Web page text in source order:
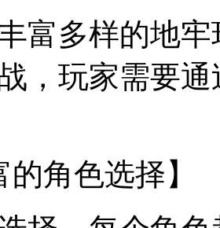
富多样的地
，玩家需要
角色选择】